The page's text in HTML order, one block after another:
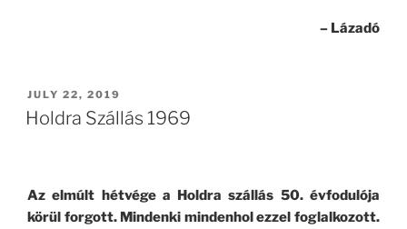
– Lázadó
POSTED
ON
JULY 22, 2019
Holdra Szállás 1969
Az elmúlt hétvége a Holdra szállás 50. évfodulója
körül forgott. Mindenki mindenhol ezzel foglalkozott.